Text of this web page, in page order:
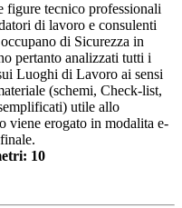
figure tecnico professionali
di lavoro e consulenti
di Sicurezza in
pertanto analizzati tutti i
Luoghi di Lavoro ai sensi
(schemi, Check-list,
utile allo
viene erogato in modalita e-
10